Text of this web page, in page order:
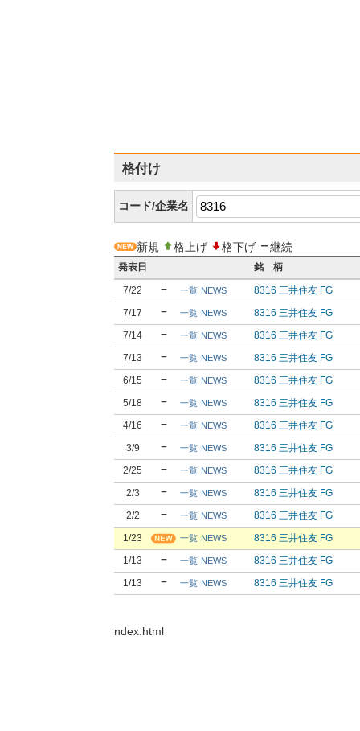
格付け
コード/企業名
新規 格上げ 格下げ
継続
発表日
銘 柄
7/22 一覧 NEWS 8316 三井住友 FG
7/17
一覧 NEWS 8316 三井住友 FG
7/14
一覧 NEWS 8316 三井住友 FG
7/13
一覧 NEWS 8316 三井住友 FG
6/15
一覧 NEWS 8316 三井住友 FG
5/18
一覧 NEWS 8316 三井住友 FG
4/16
一覧 NEWS 8316 三井住友 FG
3/9
一覧 NEWS 8316 三井住友 FG
2/25
一覧 NEWS 8316 三井住友 FG
2/3
一覧 NEWS 8316 三井住友 FG
2/2
一覧 NEWS 8316 三井住友 FG
1/23
一覧 NEWS 8316 三井住友 FG
1/13
一覧 NEWS 8316 三井住友 FG
1/13
一覧 NEWS 8316 三井住友 FG
ndex.html